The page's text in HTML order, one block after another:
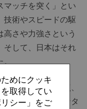
マッチを突く」とい
技術やスピードの駆
さや力強さという
そして、日本はそれ
。
日本は連続失点、
のCKからカウンタ
めにクッキ
取得してい
シー」をご